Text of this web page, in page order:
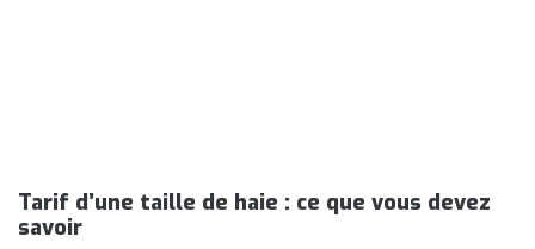
Tarif d’une taille de haie : ce que vous devez
savoir